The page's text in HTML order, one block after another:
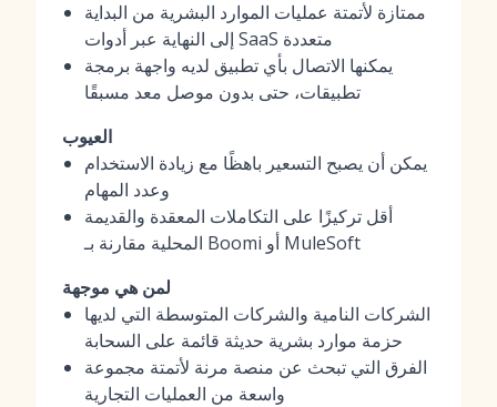
ممتازة لأتمتة عمليات الموارد البشرية من البداية
إلى النهاية عبر أدوات SaaS متعددة
يمكنها الاتصال بأي تطبيق لديه واجهة برمجة
تطبيقات، حتى بدون موصل معد مسبقًا
العيوب
يمكن أن يصبح التسعير باهظًا مع زيادة الاستخدام
وعدد المهام
أقل تركيزًا على التكاملات المعقدة والقديمة
المحلية مقارنة بـ Boomi أو MuleSoft
لمن هي موجهة
الشركات النامية والشركات المتوسطة التي لديها
حزمة موارد بشرية حديثة قائمة على السحابة
الفرق التي تبحث عن منصة مرنة لأتمتة مجموعة
واسعة من العمليات التجارية